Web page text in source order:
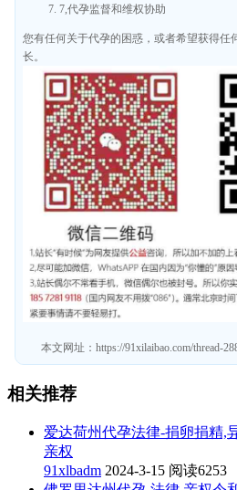
7,代孕监督和维权协助
您有任何关于代孕的困惑，或者希望获得任
长。
本文网址： https://91xilaibao.com/thread-
相关推荐
爱达荷州代孕法律-捐卵捐精,
亲权
91xlbadm 2024-3-15 阅读6253